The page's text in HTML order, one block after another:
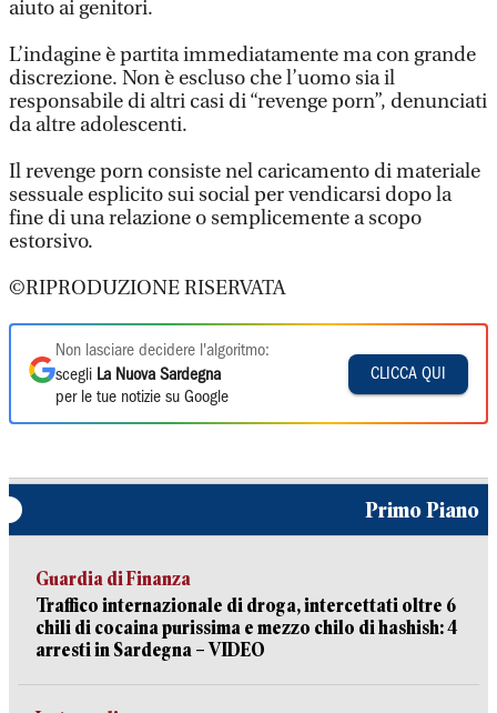
aiuto ai genitori.
L’indagine è partita immediatamente ma con grande
discrezione. Non è escluso che l’uomo sia il
responsabile di altri casi di “revenge porn”, denunciati
da altre adolescenti.
Il revenge porn consiste nel caricamento di materiale
sessuale esplicito sui social per vendicarsi dopo la
fine di una relazione o semplicemente a scopo
estorsivo.
©RIPRODUZIONE RISERVATA
Non lasciare decidere l'algoritmo:
scegli La Nuova Sardegna
per le tue notizie su Google
CLICCA QUI
Primo Piano
Guardia di Finanza
Traffico internazionale di droga, intercettati oltre 6
chili di cocaina purissima e mezzo chilo di hashish: 4
arresti in Sardegna – VIDEO